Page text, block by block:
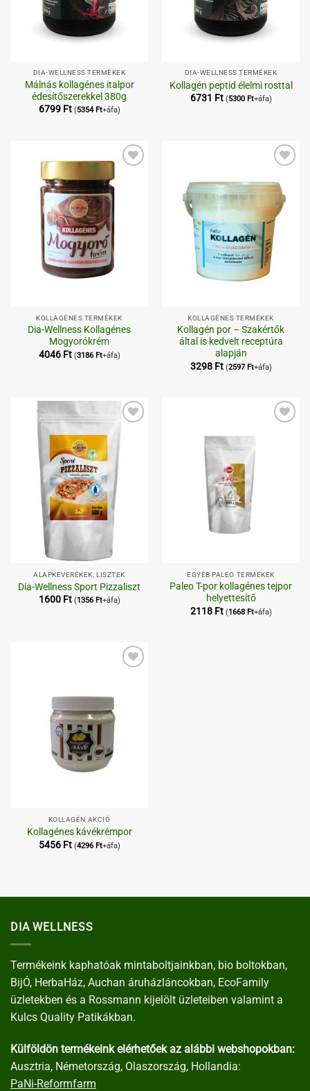
DIA-WELLNESS TERMÉKEK
Málnás kollagénes italpor
édesítőszerekkel 380g
6799 Ft (5354 Ft+áfa)
DIA-WELLNESS TERMÉKEK
Kollagén peptid élelmi rosttal
6731 Ft (5300 Ft+áfa)
Kedvenceimhez
KOLLAGÉNES TERMÉKEK
Dia-Wellness Kollagénes
Mogyorókrém
4046 Ft (3186 Ft+áfa)
KOLLAGÉNES TERMÉKEK
Kollagén por – Szakértők
által is kedvelt receptúra
alapján
3298 Ft (2597 Ft+áfa)
Kedvenceimhez
ALAPKEVERÉKEK, LISZTEK
Dia-Wellness Sport Pizzaliszt
1600 Ft (1356 Ft+áfa)
EGYÉB PALEO TERMÉKEK
Paleo T-por kollagénes tejpor
helyettesítő
2118 Ft (1668 Ft+áfa)
KOLLAGÉN AKCIÓ
Kollagénes kávékrémpor
5456 Ft (4296 Ft+áfa)
DIA WELLNESS
Termékeink kaphatóak mintaboltjainkban, bio boltokban,
BijÓ, HerbaHáz, Auchan áruházláncokban, EcoFamily
üzletekben és a Rossmann kijelölt üzleteiben valamint a
Kulcs Quality Patikákban.
Külföldön termékeink elérhetőek az alábbi webshopokban:
Ausztria, Németország, Olaszország, Hollandia:
PaNi-Reformfarm